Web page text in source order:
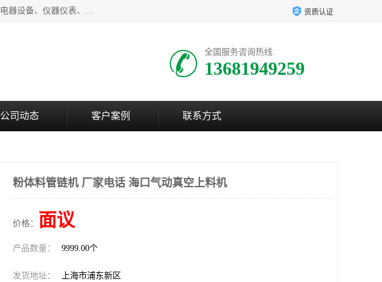
上海拜肯机械设备有限公司成立于2008年，注册地位于上海市浦东新区。经营范围包括机械设备及配件、电器设备、仪器仪表、化工原料及产品、软件及辅助设备，机械设备及配件的制造、加工等；主要产品有：气力输送，小袋倒袋站，吨袋倒袋站，倒桶机，集装箱卸料系统，Z型斗式输送机，螺旋输送机，管链输送机，真空上料机，流化器，配混料系统，软管等。 资质认证
全国服务咨询热线:
13681949259
公司动态 客户案例 联系方式
粉体料管链机 厂家电话 海口气动真空上料机
价格： 面议
产品数量： 9999.00个
发货地址： 上海市浦东新区